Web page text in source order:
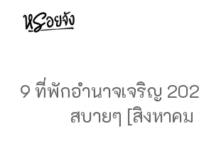
Skip
9 ที่พักอำนาจเจริญ
สบายๆ [สิงหาค